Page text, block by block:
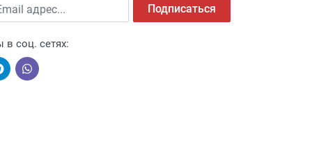
компаниями, поэтому легко и
адрес Подписаться
в соц. сетях: